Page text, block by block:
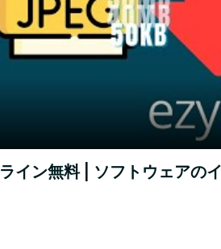
イン無料 | ソフトウェアの